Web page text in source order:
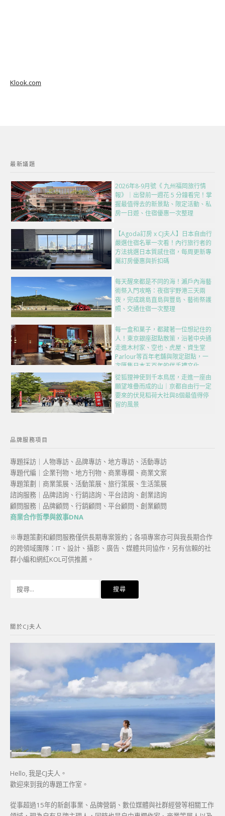
Klook.com
最新議題
2026年8-9月號《 九州福岡旅行情
報》｜出發前一週花 5 分鐘看完！掌
握最值得去的新景點、限定活動、私
房一日遊、住宿優惠一次整理
【Agoda訂房 x CJ夫人】日本自由行
嚴選住宿名單一次看！內行旅行者的
方法挑選日本質感住宿，每周更新專
屬訂房優惠與折扣碼
每天醒來都是不同的海！瀨戶內海藝
術祭入門攻略：夜宿宇野港三天兩
夜，完成跳島直島與豐島、藝術祭護
照、交通住宿一次整理
每一盒和菓子，都藏著一位想記住的
人！東京銀座甜點散策，沿著中央通
走進木村家、空也、虎屋、資生堂
Parlour等百年老舖與限定甜點，一
次匯集日本五百年的伴手禮文化
從狐狸神使到千本鳥居，走進一座由
願望堆疊而成的山｜京都自由行一定
要來的伏見稻荷大社與8個最值得停
留的風景
品牌服務項目
專題採訪｜人物專訪、品牌專訪、地方專訪、活動專訪
專題代編｜企業刊物、地方刊物、商業專欄、商業文案
專題策劃｜商業策展、活動策展、旅行策展、生活策展
諮詢服務｜品牌諮詢、行銷諮詢、平台諮詢、創業諮詢
顧問服務｜品牌顧問、行銷顧問、平台顧問、創業顧問
商業合作哲學與敘事DNA
※專題策劃和顧問服務僅供長期專案簽約；各項專案亦可與我長期合作
的跨領域團隊：IT、設計、攝影、廣告、媒體共同協作，另有信賴的社
群小編和網紅KOL可供推薦。
字:
關於CJ夫人
Hello, 我是CJ夫人。
歡迎來到我的專題工作室。
從事超過15年的新創事業、品牌營銷、數位媒體與社群經營等相關工作